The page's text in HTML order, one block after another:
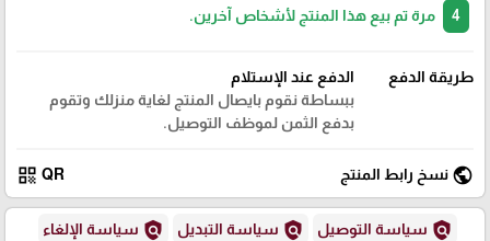
مرة تم بيع هذا المنتج لأشخاص آخرين.
طريقة الدفع
الدفع عند الإستلام
ببساطة نقوم بايصال المنتج لغاية منزلك وتقوم
بدفع الثمن لموظف التوصيل.
public نسخ رابط المنتج QR
qr_code
policy سياسة التوصيل policy سياسة التبديل policy سياسة الإلغاء